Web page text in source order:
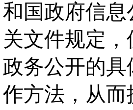
和国政府信
关文件规定，
政务公开的
作方法，从